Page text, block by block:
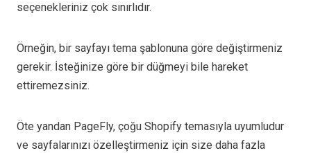
seçenekleriniz çok sınırlıdır.
Örneğin, bir sayfayı tema şablonuna göre değiştirmeniz
gerekir. İsteğinize göre bir düğmeyi bile hareket
ettiremezsiniz.
Öte yandan PageFly, çoğu Shopify temasıyla uyumludur
ve sayfalarınızı özelleştirmeniz için size daha fazla